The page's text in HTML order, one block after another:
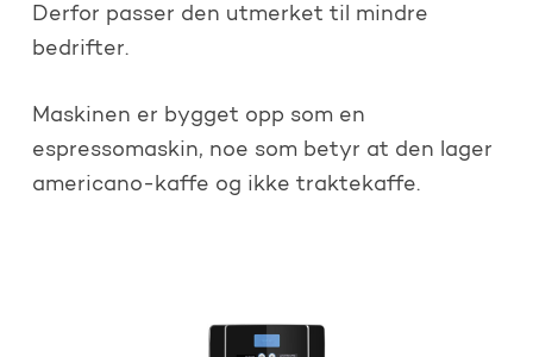
Derfor passer den utmerket til mindre
bedrifter.
Maskinen er bygget opp som en
espressomaskin, noe som betyr at den lager
americano-kaffe og ikke traktekaffe.